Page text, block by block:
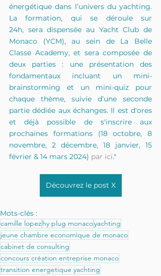
énergétique dans l’univers du yachting.
La formation, qui se déroule sur
24h, sera dispensée au Yacht Club de
Monaco (YCM), au sein de La Belle
Classe Academy, et sera composée de
deux parties : une présentation des
fondamentaux incluant un mini-
brainstorming et un mini-quiz pour
chaque thème, suivie d’une seconde
partie dédiée aux échanges. Il est d'ores
et déjà possible de s'inscrire aux
prochaines formations (18 octobre, 8
novembre, 2 décembre, 18 janvier, 15
février & 14 mars 2024) par ici."
Découvrez le post X
Mots-clés :
camille lopezhy plug monacoyachting
jeune chambre economique de monaco
cabinet de consulting
concours création entreprise monaco
transition energetique yachting